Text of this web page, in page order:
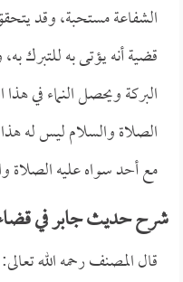
الشفاعة مستحبة، وقد
قضية أنه يؤتى به للتبرك
البركة ويحصل النماء في
الصلاة والسلام ليس له
مع أحد سواه عليه الصلاة
شرح حديث جابر في قضاء
قال المصنف رحمه الله